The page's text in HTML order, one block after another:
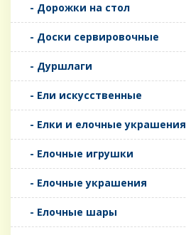
- Дорожки на стол
- Доски сервировочные
- Дуршлаги
- Ели искусственные
- Елки и елочные украшения
- Елочные игрушки
- Елочные украшения
- Елочные шары